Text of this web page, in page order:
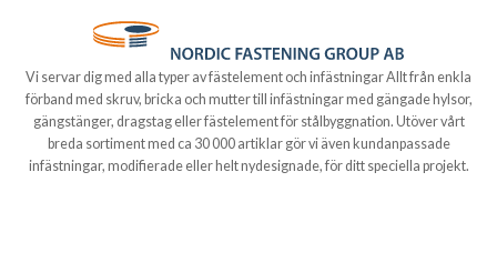
Vi servar dig med alla typer av fästelement och infästningar Allt från enkla
förband med skruv, bricka och mutter till infästningar med gängade hylsor,
gängstänger, dragstag eller fästelement för stålbyggnation. Utöver vårt
breda sortiment med ca 30 000 artiklar gör vi även kundanpassade
infästningar, modifierade eller helt nydesignade, för ditt speciella projekt.